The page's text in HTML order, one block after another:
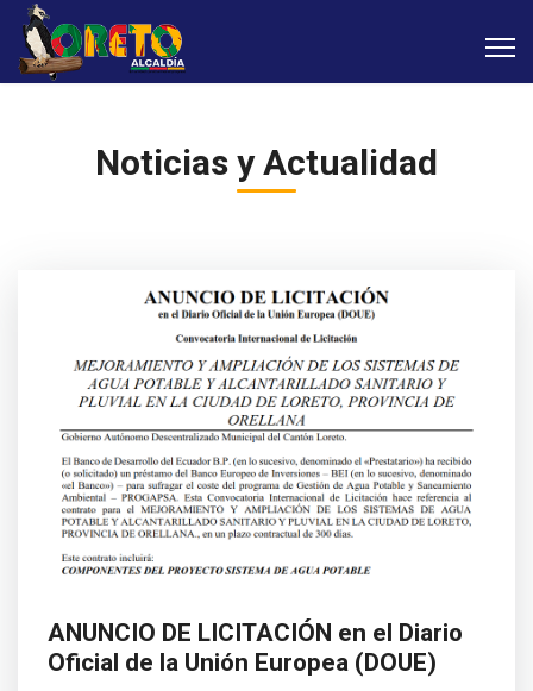
Noticias y Actualidad
ANUNCIO DE LICITACIÓN en el Diario
Oficial de la Unión Europea (DOUE)